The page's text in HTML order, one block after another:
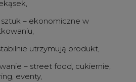
– ekonomiczne w
utrzymują produkt,
– street food, cukiernie,
eventy,